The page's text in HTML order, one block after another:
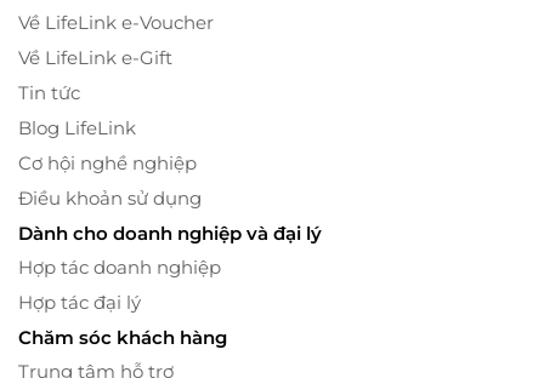
Về LifeLink e-Voucher
Về LifeLink e-Gift
Tin tức
Blog LifeLink
Cơ hội nghề nghiệp
Điều khoản sử dụng
Dành cho doanh nghiệp và đại lý
Hợp tác doanh nghiệp
Hợp tác đại lý
Chăm sóc khách hàng
Trung tâm hỗ trợ